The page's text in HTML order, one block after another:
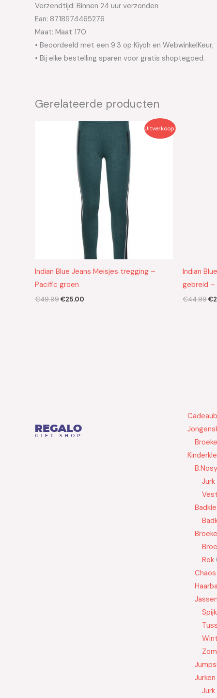
Verzendtijd: Binnen 24 uur verzonden
Ean: 8718974465276
Maat: Maat 170
• Beoordeeld met een 9.3 op Kiyoh en WebwinkelKeur;
• Bij elke bestelling sparen voor gratis shoptegoed.
Gerelateerde producten
Uitverkoop!
Indian Blue Jeans Meisjes tregging –
Pacific groen
€49.99
Oorspronkelijke
€25.00
Huidige
Indian
gebreid –
€44.99€
B.Nosy
Jurk
Vest
Rok
Jassen
Jurken
Jurk